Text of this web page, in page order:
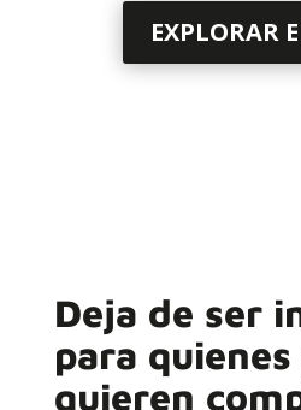
EXPLORAR
Deja de ser
para quienes
quieren